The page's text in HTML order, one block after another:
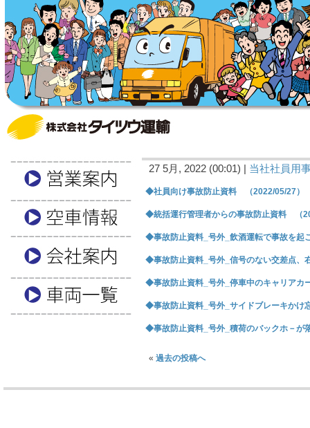
27 5月, 2022 (00:01) | 当社社員用
◆社員向け事故防止資料 （2022/05/27）
◆統括運行管理者からの事故防止資料 （
◆事故防止資料_号外_飲酒運転で事故を
◆事故防止資料_号外_信号のない交差点
◆事故防止資料_号外_停車中のキャリア
◆事故防止資料_号外_サイドブレーキか
◆事故防止資料_号外_積荷のバックホ－
« 過去の投稿へ